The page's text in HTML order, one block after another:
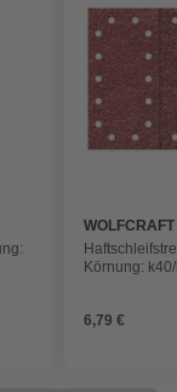
WOLFCRAFT
Körnung:
6,79 €